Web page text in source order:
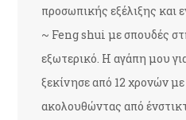
προσωπικής εξέλιξης και
~ Feng shui με σπουδές
εξωτερικό. Η αγάπη μου
ξεκίνησε από 12 χρονών
ακολουθώντας από